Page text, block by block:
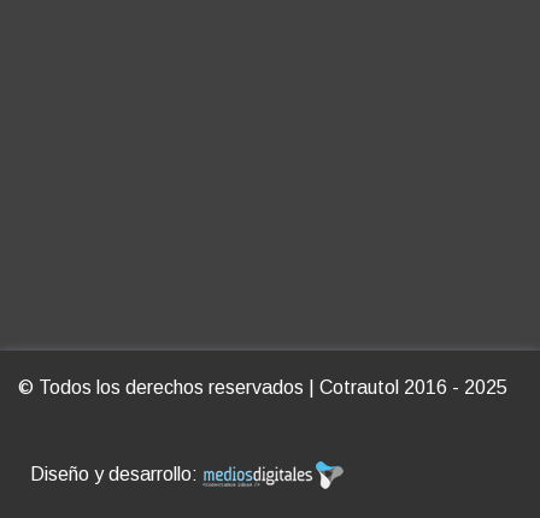
© Todos los derechos reservados | Cotrautol 2016 - 2025
Diseño y desarrollo: